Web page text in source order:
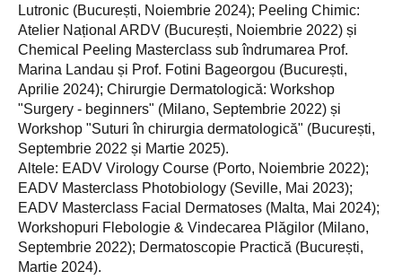
Lutronic (București, Noiembrie 2024); Peeling Chimic:
Atelier Național ARDV (București, Noiembrie 2022) și
Chemical Peeling Masterclass sub îndrumarea Prof.
Marina Landau și Prof. Fotini Bageorgou (București,
Aprilie 2024); Chirurgie Dermatologică: Workshop
"Surgery - beginners" (Milano, Septembrie 2022) și
Workshop "Suturi în chirurgia dermatologică" (București,
Septembrie 2022 și Martie 2025).
Altele: EADV Virology Course (Porto, Noiembrie 2022);
EADV Masterclass Photobiology (Seville, Mai 2023);
EADV Masterclass Facial Dermatoses (Malta, Mai 2024);
Workshopuri Flebologie & Vindecarea Plăgilor (Milano,
Septembrie 2022); Dermatoscopie Practică (București,
Martie 2024).